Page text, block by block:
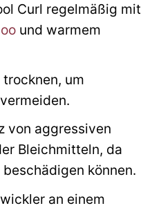
Curl regelmäßig mit
und warmem
um
von aggressiven
Bleichmitteln, da
können.
an einem